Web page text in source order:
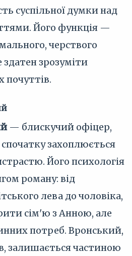
суспільної думки над
Його функція —
черствого
здатен зрозуміти
почуттів.
— блискучий офіцер,
захоплюється
Його психологія
роману: від
лева до чоловіка,
сім'ю з Анною, але
потреб. Вронський,
залишається частиною